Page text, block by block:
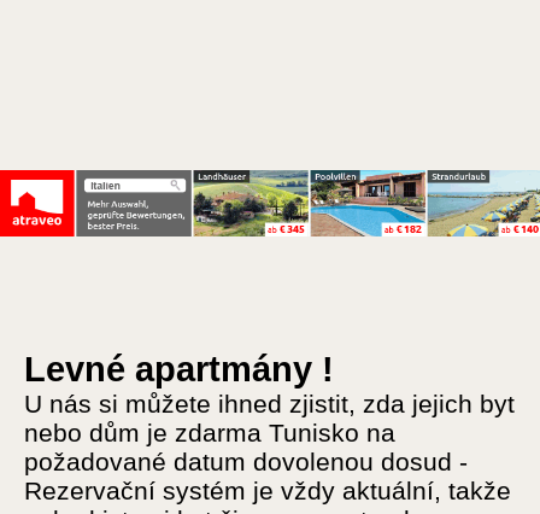
Levné apartmány !
U nás si můžete ihned zjistit, zda jejich byt
nebo dům je zdarma Tunisko na
požadované datum dovolenou dosud -
Rezervační systém je vždy aktuální, takže